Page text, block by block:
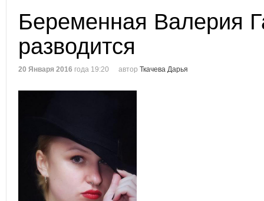
Беременная Валерия
разводится
20 Января 2016 года 19:20 автор Ткачева Дарья